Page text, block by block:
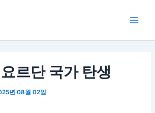
르단 국가 탄생
년 08월 02일